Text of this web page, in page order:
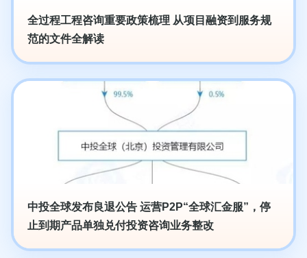
全过程工程咨询重要政策梳理 从项目融资到服务规
范的文件全解读
中投全球发布良退公告 运营P2P“全球汇金服”，停
止到期产品单独兑付投资咨询业务整改